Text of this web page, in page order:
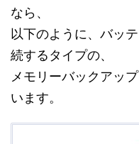
なら、
以下のように、バッ
続するタイプの、
メモリーバックアッ
います。